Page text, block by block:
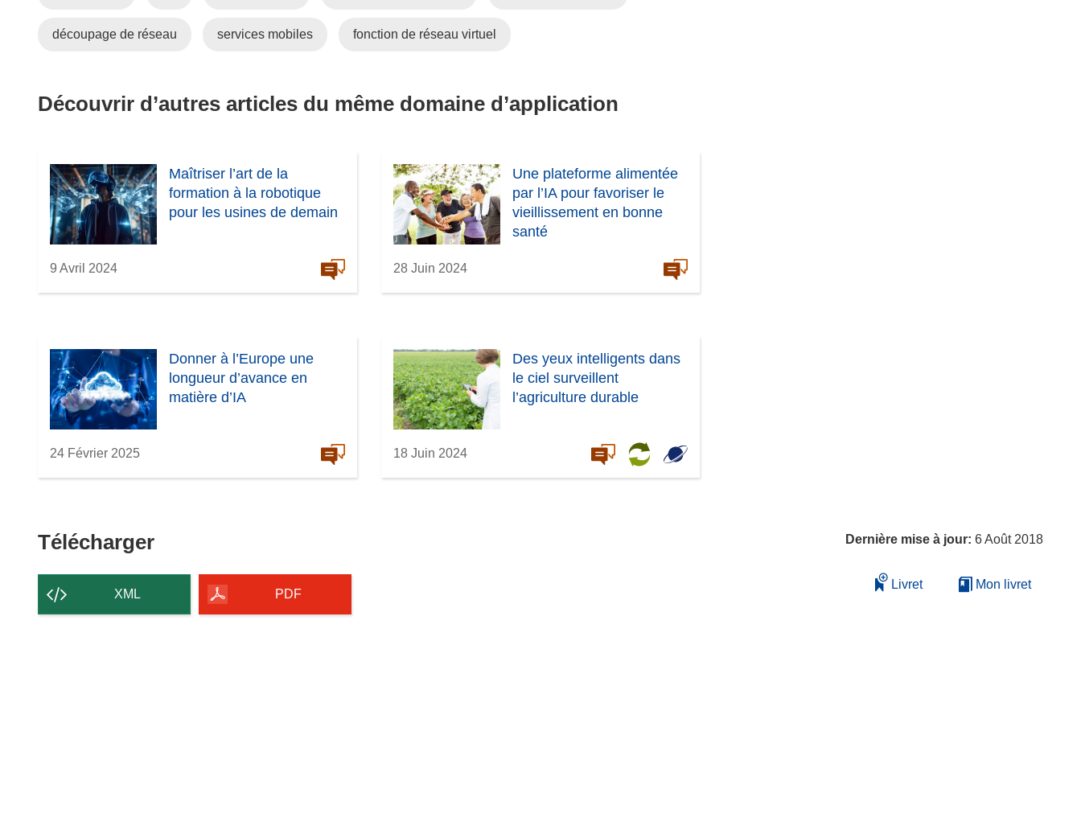
découpage de réseau services mobiles fonction de réseau virtuel
Découvrir d’autres articles du même domaine d’application
Maîtriser l’art de la
formation à la robotique
pour les usines de demain
9 Avril 2024
Une plateforme alimentée
par l’IA pour favoriser le
vieillissement en bonne
santé
28 Juin 2024
Donner à l’Europe une
longueur d’avance en
matière d’IA
24 Février 2025
Des yeux intelligents dans
le ciel surveillent
l’agriculture durable
18 Juin 2024
TéléchargerTélécharger
contenu
de
XML PDF
Dernière mise à jour: 6 Août 2018
Livret Mon livret